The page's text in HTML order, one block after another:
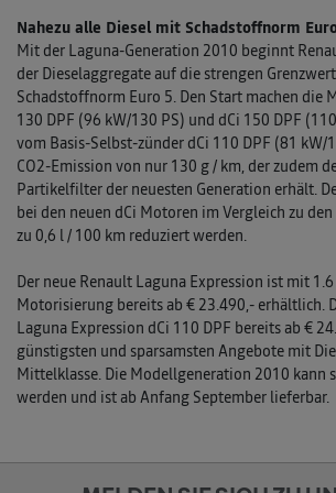
Nahezu alle Diesel mit Schadstoffnorm
Mit der Laguna-Generation 2010 beginnt
der Dieselaggregate auf die strengen
Schadstoffnorm Euro 5. Den Start machen die
130 DPF (96 kW/130 PS) und dCi 150 DPF
vom Basis-Selbst-zünder dCi 110 DPF (81 kW/
CO2-Emission von nur 130 g / km, der zudem
Partikelfilter der neuesten Generation erhält.
bei den neuen dCi Motoren im Vergleich zu
zu 0,6 l / 100 km reduziert werden.
Der neue Renault Laguna Expression ist mit
Motorisierung bereits ab € 23.490,- erhältlich.
Laguna Expression dCi 110 DPF bereits ab €
günstigsten und sparsamsten Angebote mit
Mittelklasse. Die Modellgeneration 2010 kann
werden und ist ab Anfang September lieferbar.